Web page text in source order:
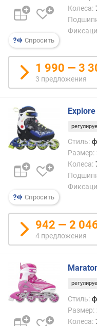
Спросить
Колеса:
1 990 — 3
3 предложения
Спросить
Стиль:
Размер:
Колеса:
942 — 2
4 предложения
Стиль:
Размер:
Колеса: